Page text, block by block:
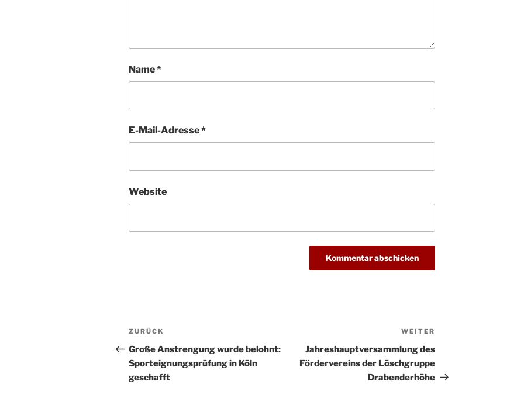
Name*
E-Mail-Adresse*
Website
Beitragsnavigation
Vorheriger
Beitrag
ZURÜCK
Große Anstrengung wurde belohnt:
Sporteignungsprüfung in Köln
geschafft
Beitrag
WEITER
Jahreshauptversammlung des
Fördervereins der Löschgruppe
Drabenderhöhe